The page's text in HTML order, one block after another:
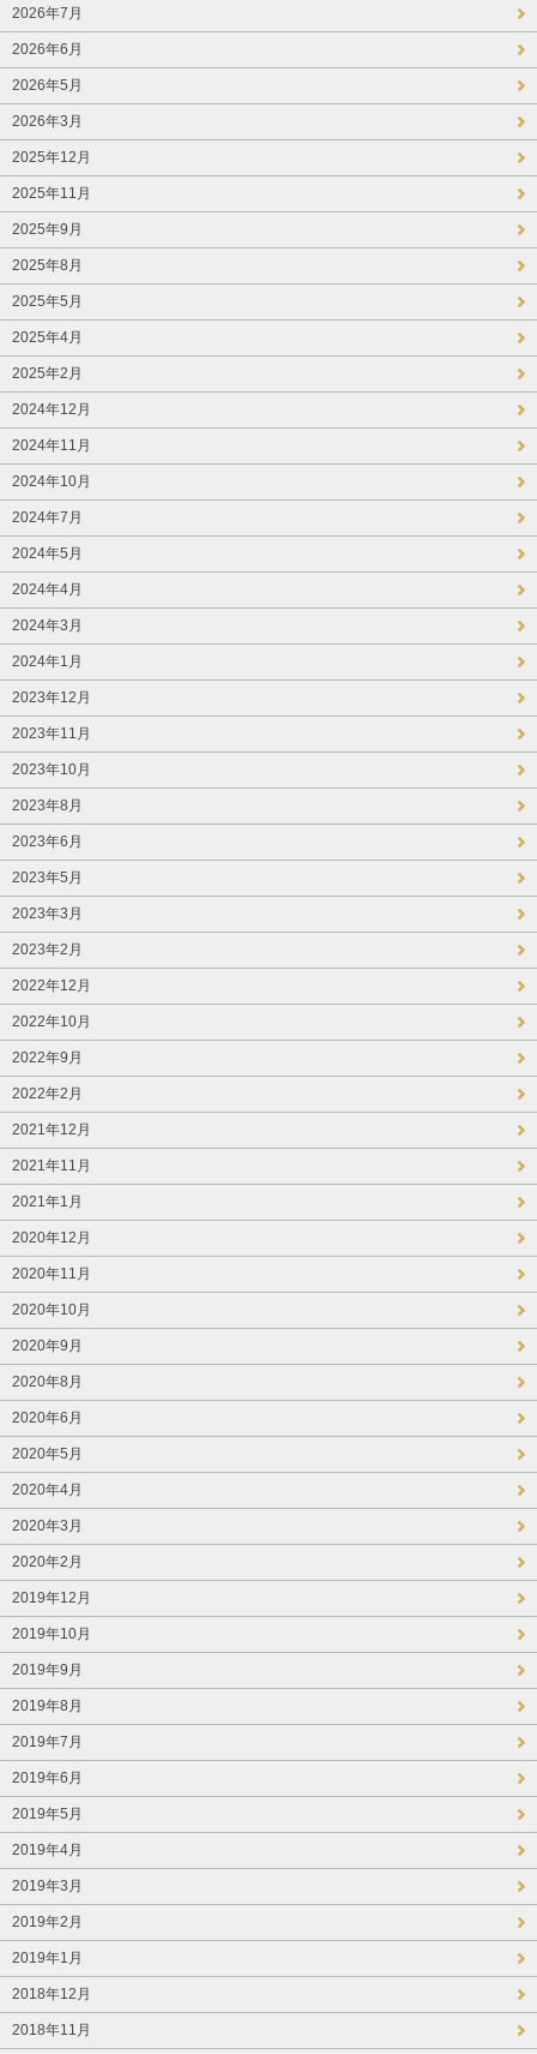
2026年7月
2026年6月
2026年5月
2026年3月
2025年12月
2025年11月
2025年9月
2025年8月
2025年5月
2025年4月
2025年2月
2024年12月
2024年11月
2024年10月
2024年7月
2024年5月
2024年4月
2024年3月
2024年1月
2023年12月
2023年11月
2023年10月
2023年8月
2023年6月
2023年5月
2023年3月
2023年2月
2022年12月
2022年10月
2022年9月
2022年2月
2021年12月
2021年11月
2021年1月
2020年12月
2020年11月
2020年10月
2020年9月
2020年8月
2020年6月
2020年5月
2020年4月
2020年3月
2020年2月
2019年12月
2019年10月
2019年9月
2019年8月
2019年7月
2019年6月
2019年5月
2019年4月
2019年3月
2019年2月
2019年1月
2018年12月
2018年11月